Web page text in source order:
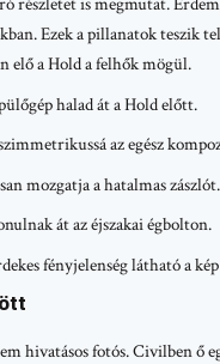
részletet is megmutat.
Ezek a pillanatok teszik
elő a Hold a felhők mögül.
halad át a Hold előtt.
az egész
mozgatja a hatalmas zászlót.
át az éjszakai égbolton.
fényjelenség látható a
hivatásos fotós. Civilben ő